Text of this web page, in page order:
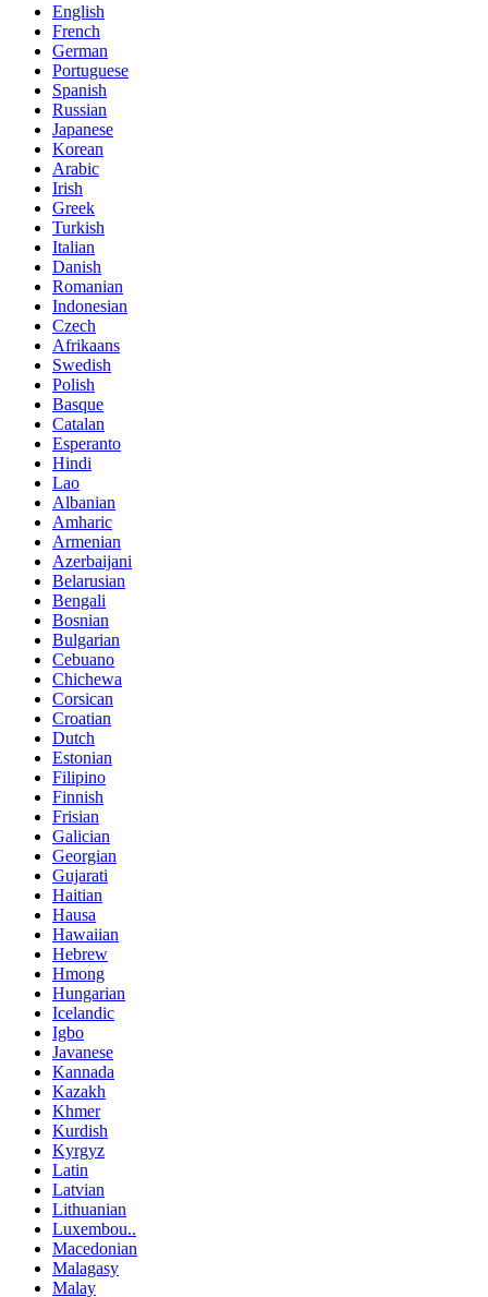
English
French
German
Portuguese
Spanish
Russian
Japanese
Korean
Arabic
Irish
Greek
Turkish
Italian
Danish
Romanian
Indonesian
Czech
Afrikaans
Swedish
Polish
Basque
Catalan
Esperanto
Hindi
Lao
Albanian
Amharic
Armenian
Azerbaijani
Belarusian
Bengali
Bosnian
Bulgarian
Cebuano
Chichewa
Corsican
Croatian
Dutch
Estonian
Filipino
Finnish
Frisian
Galician
Georgian
Gujarati
Haitian
Hausa
Hawaiian
Hebrew
Hmong
Hungarian
Icelandic
Igbo
Javanese
Kannada
Kazakh
Khmer
Kurdish
Kyrgyz
Latin
Latvian
Lithuanian
Luxembou..
Macedonian
Malagasy
Malay